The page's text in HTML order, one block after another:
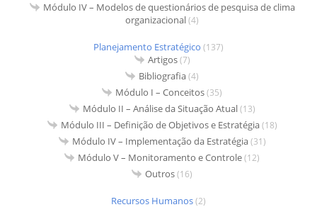
Módulo IV – Modelos de questionários de pesquisa de clima
organizacional(4)
Planejamento Estratégico (137)
Artigos(7)
Bibliografia(4)
Módulo I – Conceitos(35)
Módulo II – Análise da Situação Atual(13)
Módulo III – Definição de Objetivos e Estratégia(18)
Módulo IV – Implementação da Estratégia(31)
Módulo V – Monitoramento e Controle(12)
Outros(16)
Recursos Humanos(2)